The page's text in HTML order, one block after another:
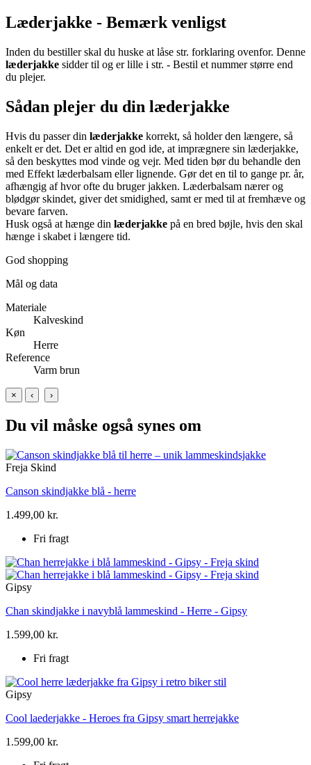
Læderjakke - Bemærk venligst
Inden du bestiller skal du huske at låse str. forklaring ovenfor. Denne
læderjakke sidder til og er lille i str. - Bestil et nummer større end
du plejer.
Sådan plejer du din læderjakke
Hvis du passer din læderjakke korrekt, så holder den længere, så
enkelt er det. Det er altid en god ide, at imprægnere sin læderjakke,
så den beskyttes mod vinde og vejr. Med tiden bør du behandle den
med Effekt læderbalsam eller lignende. Gør det en til to gange pr. år,
afhængig af hvor ofte du bruger jakken. Læderbalsam nærer og
blødgør skindet, giver det smidighed, samt er med til at fremhæve og
bevare farven.
Husk også at hænge din læderjakke på en bred bøjle, hvis den skal
hænge i skabet i længere tid.
God shopping
Mål og data
Materiale
Kalveskind
Køn
Herre
Reference
Varm brun
× ‹ ›
Du vil måske også synes om
Freja Skind
Canson skindjakke blå - herre
1.499,00 kr.
Fri fragt
Gipsy
Chan skindjakke i navyblå lammeskind - Herre - Gipsy
1.599,00 kr.
Fri fragt
Gipsy
Cool laederjakke - Heroes fra Gipsy smart herrejakke
1.599,00 kr.